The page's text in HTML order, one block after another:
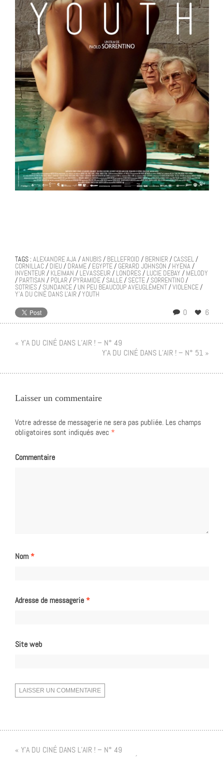
TAGS : ALEXANDRE AJA/ANUBIS/ BELLEFROID / BERNIER/ CASSEL/
CORNILLAC/ DIEU/ DRAME/ EGYPTE/ GERARD JOHNSON / HYENA/
INVENTEUR/ KLEIMAN / LEVASSEUR/ LONDRES/ LUCIE DEBAY / MELODY
/ PARTISAN / POLAR/ PYRAMIDE/ SALLE/ SECTE/ SORRENTINO/
SOTRIES/ SUNDANCE/ UN PEU BEAUCOUP AVEUGLÉMENT/VIOLENCE/
Y'A DU CINÉ DANS L'AIR/YOUTH
0 6
« Y’A DU CINÉ DANS L’AIR ! – N° 49
Y’A DU CINÉ DANS L’AIR ! – N° 51 »
Laisser un commentaire
Votre adresse de messagerie ne sera pas publiée. Les champs
obligatoires sont indiqués avec *
Commentaire
Nom*
Adresse de messagerie*
Site web
« Y’A DU CINÉ DANS L’AIR ! – N° 49